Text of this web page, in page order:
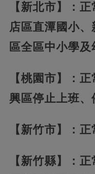
【新北市】：
店區直潭國小
區全區中小學及
【桃園市】：
興區停止上班、
【新竹市】：
【新竹縣】：